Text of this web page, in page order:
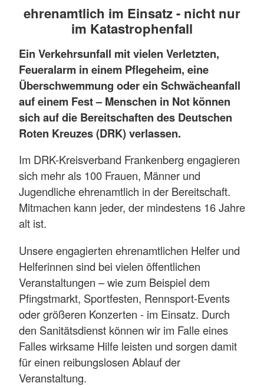
ehrenamtlich im Einsatz - nicht nur
im Katastrophenfall
Ein Verkehrsunfall mit vielen Verletzten,
Feueralarm in einem Pflegeheim, eine
Überschwemmung oder ein Schwächeanfall
auf einem Fest– Menschen in Not können
sich auf die Bereitschaften des Deutschen
Roten Kreuzes (DRK) verlassen.
Im DRK-Kreisverband Frankenberg engagieren
sich mehr als 100 Frauen, Männer und
Jugendliche ehrenamtlich in der Bereitschaft.
Mitmachen kann jeder, der mindestens 16 Jahre
alt ist.
Unsere engagierten ehrenamtlichen Helfer und
Helferinnen sind bei vielen öffentlichen
Veranstaltungen – wie zum Beispiel dem
Pfingstmarkt, Sportfesten, Rennsport-Events
oder größeren Konzerten - im Einsatz. Durch
den Sanitätsdienst können wir im Falle eines
Falles wirksame Hilfe leisten und sorgen damit
für einen reibungslosen Ablauf der
Veranstaltung.